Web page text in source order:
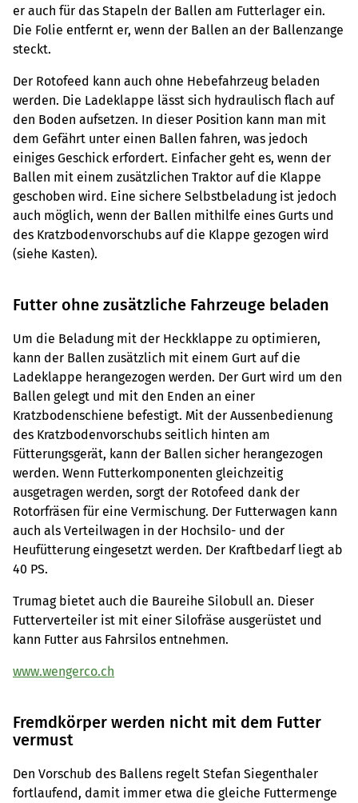
er auch für das Stapeln der Ballen am Futterlager ein.
Die Folie entfernt er, wenn der Ballen an der Ballenzange
steckt.
Der Rotofeed kann auch ohne Hebefahrzeug beladen
werden. Die Ladeklappe lässt sich hydraulisch flach auf
den Boden aufsetzen. In dieser Position kann man mit
dem Gefährt unter einen Ballen fahren, was jedoch
einiges Geschick erfordert. Einfacher geht es, wenn der
Ballen mit einem zusätzlichen Traktor auf die Klappe
geschoben wird. Eine sichere Selbstbeladung ist jedoch
auch möglich, wenn der Ballen mithilfe eines Gurts und
des Kratzbodenvorschubs auf die Klappe gezogen wird
(siehe Kasten).
Futter ohne zusätzliche Fahrzeuge beladen
Um die Beladung mit der Heckklappe zu optimieren,
kann der Ballen zusätzlich mit einem Gurt auf die
Ladeklappe herangezogen werden. Der Gurt wird um den
Ballen gelegt und mit den Enden an einer
Kratzbodenschiene befestigt. Mit der Aussenbedienung
des Kratzbodenvorschubs seitlich hinten am
Fütterungsgerät, kann der Ballen sicher herangezogen
werden. Wenn Futterkomponenten gleichzeitig
ausgetragen werden, sorgt der Rotofeed dank der
Rotorfräsen für eine Vermischung. Der Futterwagen kann
auch als Verteilwagen in der Hochsilo- und der
Heufütterung eingesetzt werden. Der Kraftbedarf liegt ab
40 PS.
Trumag bietet auch die Baureihe Silobull an. Dieser
Futterverteiler ist mit einer Silofräse ausgerüstet und
kann Futter aus Fahrsilos entnehmen.
www.wengerco.ch
Fremdkörper werden nicht mit dem Futter
vermust
Den Vorschub des Ballens regelt Stefan Siegenthaler
fortlaufend, damit immer etwa die gleiche Futtermenge